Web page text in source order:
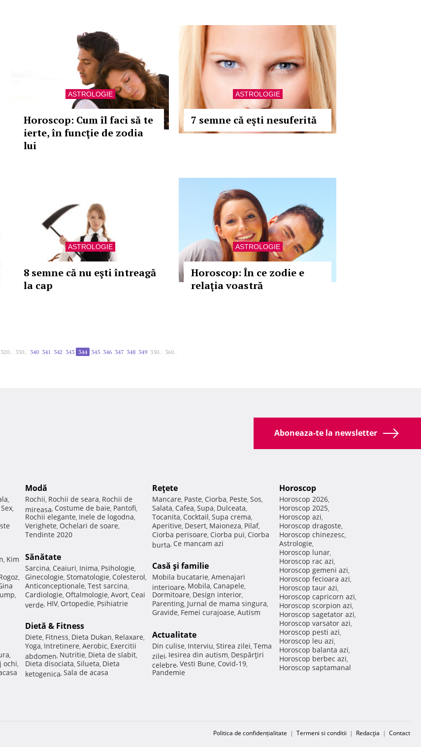
ASTROLOGIE
Horoscop: Cum îl faci să te
ierte, în funcţie de zodia
lui
ASTROLOGIE
7 semne că eşti nesuferită
ASTROLOGIE
8 semne că nu eşti întreagă
la cap
ASTROLOGIE
Horoscop: În ce zodie e
relaţia voastră
320.. 330.. 340 341 342 343 344 345 346 347 348 349 350.. 360..
Aboneaza-te la newsletter
,
Sex,
, Kim
,
,
,
ochi,
Modă
Rochii, Rochii de seara, Rochii de
mireasa, Costume de baie, Pantofi,
Rochii elegante, Inele de logodna,
Verighete, Ochelari de soare,
Tendinte 2020
Sănătate
Sarcina, Ceaiuri, Inima, Psihologie,
Ginecologie, Stomatologie, Colesterol,
Anticonceptionale, Test sarcina,
Cardiologie, Oftalmologie, Avort, Ceai
verde, HIV, Ortopedie, Psihiatrie
Dietă & Fitness
Diete, Fitness, Dieta Dukan, Relaxare,
Yoga, Intretinere, Aerobic, Exercitii
abdomen, Nutritie, Dieta de slabit,
Dieta disociata, Silueta, Dieta
ketogenica, Sala de acasa
Reţete
Mancare, Paste, Ciorba, Peste, Sos,
Salata, Cafea, Supa, Dulceata,
Tocanita, Cocktail, Supa crema,
Aperitive, Desert, Maioneza, Pilaf,
Ciorba perisoare, Ciorba pui, Ciorba
burta, Ce mancam azi
Casă şi familie
Mobila bucatarie, Amenajari
interioare, Mobila, Canapele,
Dormitoare, Design interior,
Parenting, Jurnal de mama singura,
Gravide, Femei curajoase, Autism
Actualitate
Din culise, Interviu, Stirea zilei, Tema
zilei, Iesirea din autism, Despărţiri
celebre, Vesti Bune, Covid-19,
Pandemie
Horoscop
Horoscop 2026,
Horoscop 2025,
Horoscop azi,
Horoscop dragoste,
Horoscop chinezesc,
Astrologie,
Horoscop lunar,
Horoscop rac azi,
Horoscop gemeni azi,
Horoscop fecioara azi,
Horoscop taur azi,
Horoscop capricorn azi,
Horoscop scorpion azi,
Horoscop sagetator azi,
Horoscop varsator azi,
Horoscop pesti azi,
Horoscop leu azi,
Horoscop balanta azi,
Horoscop berbec azi,
Horoscop saptamanal
Politica de confidențialitate | Termeni si conditii | Redacţia | Contact